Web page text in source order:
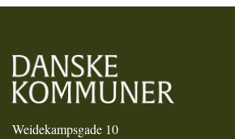
Weidekampsgade 10